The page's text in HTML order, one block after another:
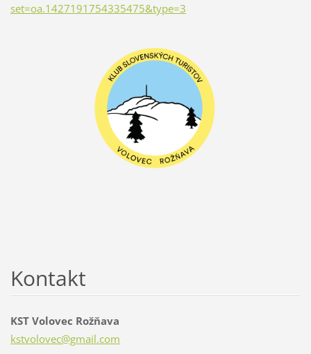
set=oa.1427191754335475&type=3
Kontakt
KST Volovec Rožňava
kstvolovec@gmail.com